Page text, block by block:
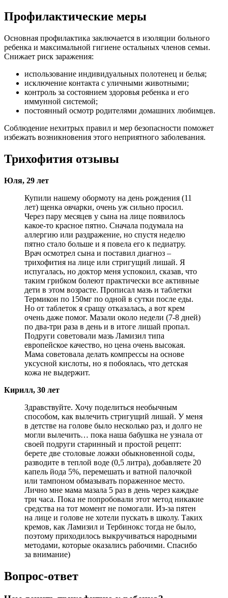
Профилактические меры
Основная профилактика заключается в изоляции больного
ребенка и максимальной гигиене остальных членов семьи.
Снижает риск заражения:
использование индивидуальных полотенец и белья;
исключение контакта с уличными животными;
контроль за состоянием здоровья ребенка и его
иммунной системой;
постоянный осмотр родителями домашних любимцев.
Соблюдение нехитрых правил и мер безопасности поможет
избежать возникновения этого неприятного заболевания.
Трихофития отзывы
Юля, 29 лет
Купили нашему обормоту на день рождения (11
лет) щенка овчарки, очень уж сильно просил.
Через пару месяцев у сына на лице появилось
какое-то красное пятно. Сначала подумала на
аллергию или раздражение, но спустя неделю
пятно стало больше и я повела его к педиатру.
Врач осмотрел сына и поставил диагноз –
трихофития на лице или стригущий лишай. Я
испугалась, но доктор меня успокоил, сказав, что
таким грибком болеют практически все активные
дети в этом возрасте. Прописал мазь и таблетки
Термикон по 150мг по одной в сутки после еды.
Но от таблеток я сращу отказалась, а вот крем
очень даже помог. Мазали около недели (7-8 дней)
по два-три раза в день и в итоге лишай пропал.
Подруги советовали мазь Ламизил типа
европейское качество, но цена очень высокая.
Мама советовала делать компрессы на основе
уксусной кислоты, но я побоялась, что детская
кожа не выдержит.
Кирилл, 30 лет
Здравствуйте. Хочу поделиться необычным
способом, как вылечить стригущий лишай. У меня
в детстве на голове было несколько раз, и долго не
могли вылечить… пока наша бабушка не узнала от
своей подруги старинный и простой рецепт:
берете две столовые ложки обыкновенной соды,
разводите в теплой воде (0,5 литра), добавляете 20
капель йода 5%, перемешать и ватной палочкой
или тампоном обмазывать пораженное место.
Лично мне мама мазала 5 раз в день через каждые
три часа. Пока не попробовали этот метод никакие
средства на тот момент не помогали. Из-за пятен
на лице и голове не хотели пускать в школу. Таких
кремов, как Ламизил и Тербинокс тогда не было,
поэтому приходилось выкручиваться народными
методами, которые оказались рабочими. Спасибо
за внимание)
Вопрос-ответ